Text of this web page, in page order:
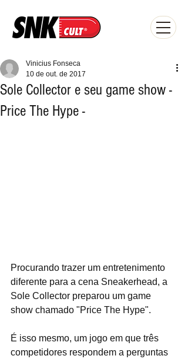
Sole Collector e seu game show -
Price The Hype -
Vinicius Fonseca
10 de out. de 2017
Procurando trazer um entretenimento
diferente para a cena Sneakerhead, a
Sole Collector preparou um game
show chamado "Price The Hype".
É isso mesmo, um jogo em que três
competidores respondem a perguntas